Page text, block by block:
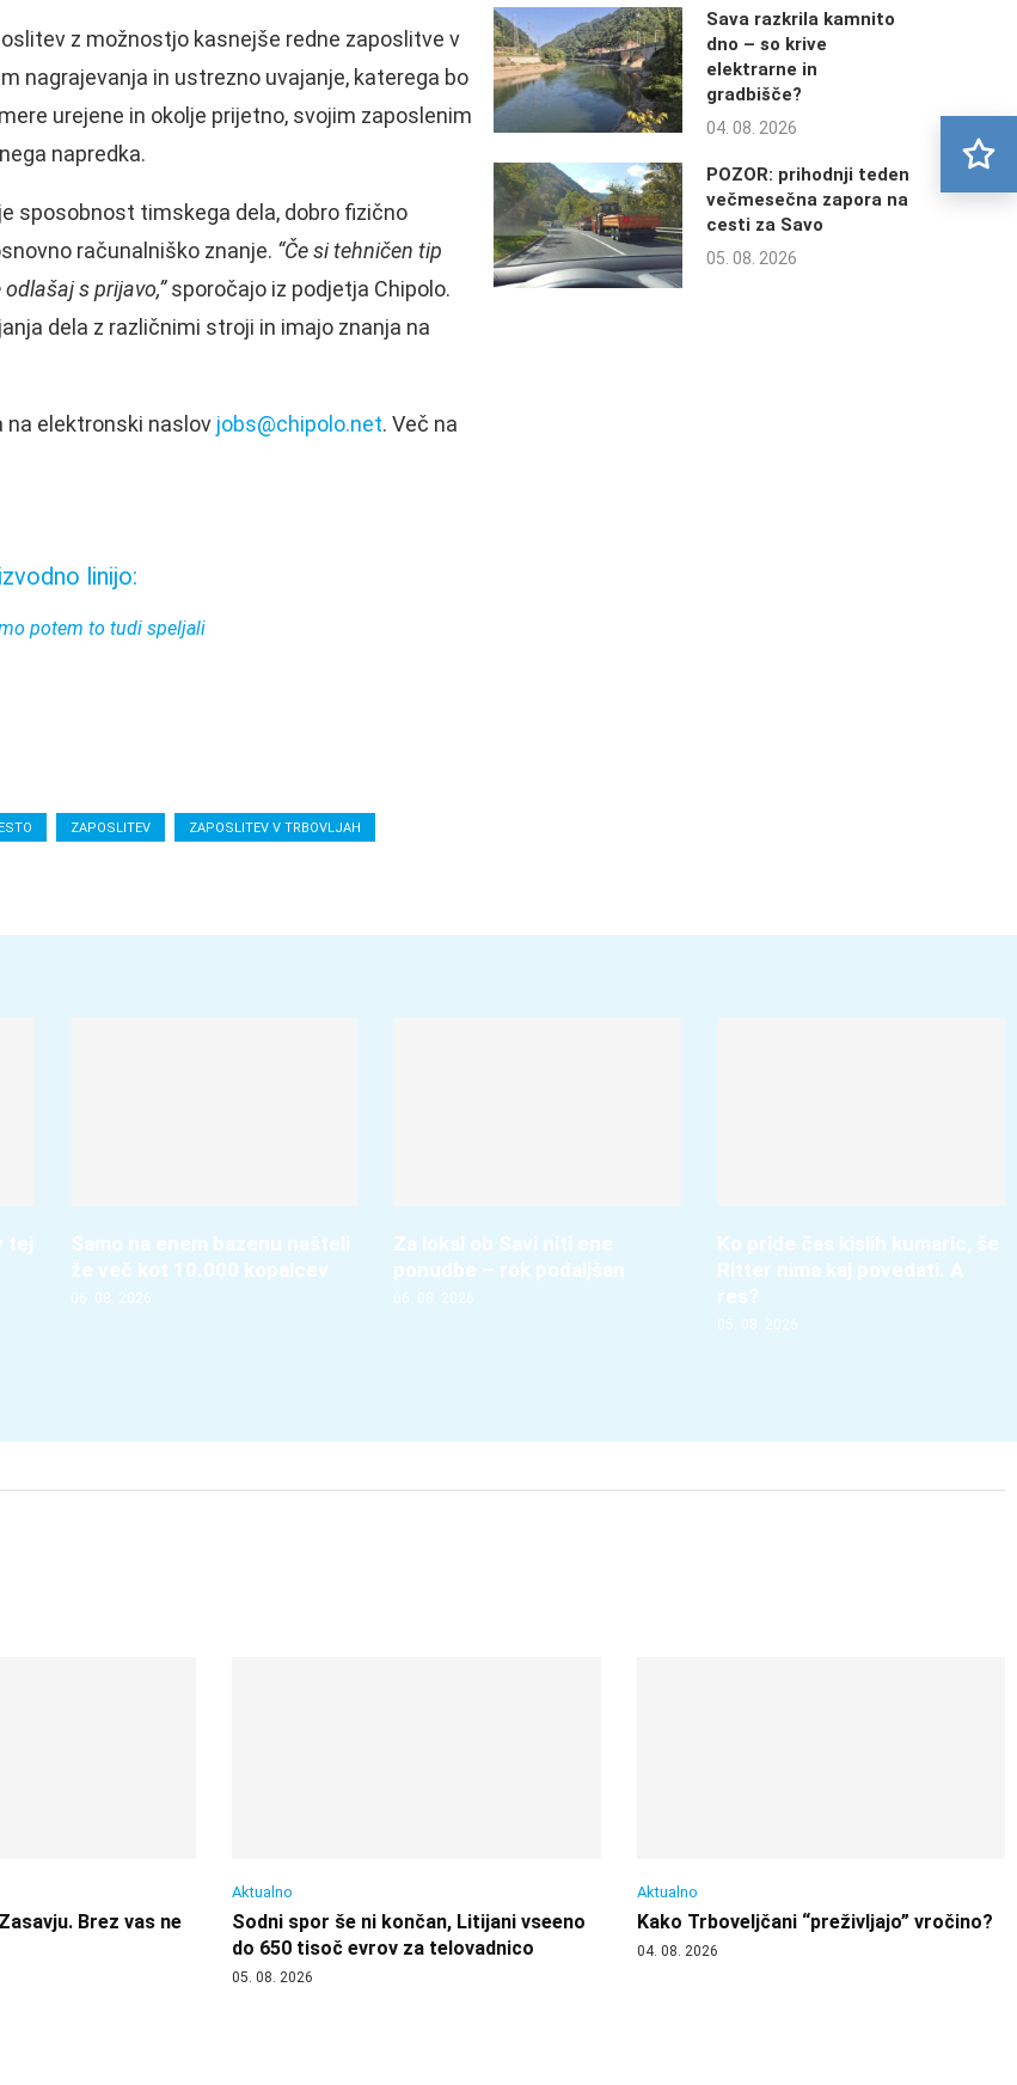
z možnostjo kasnejše redne zaposlitve v
nagrajevanja in ustrezno uvajanje, katerega bo
urejene in okolje prijetno, svojim zaposlenim
napredka.
sposobnost timskega dela, dobro fizično
računalniško znanje. “Če si tehničen tip
s prijavo,”sporočajo iz podjetja Chipolo.
dela z različnimi stroji in imajo znanja na
na elektronski naslov jobs@chipolo.net. Več na
linijo:
potem to tudi speljali
ZAPOSLITEV ZAPOSLITEV V TRBOVLJAH
Sava razkrila kamnito
dno – so krive
elektrarne in
gradbišče?
04. 08. 2026
POZOR: prihodnji teden
večmesečna zapora na
cesti za Savo
05. 08. 2026
tej
Samo na enem bazenu našteli
že več kot 10.000 kopalcev
06. 08. 2026
Za lokal ob Savi niti ene
ponudbe – rok podaljšan
06. 08. 2026
Ko pride čas kislih kumaric, še
Ritter nima kaj povedati. A
res?
05. 08. 2026
Brez vas ne
Aktualno
Sodni spor še ni končan, Litijani vseeno
do 650 tisoč evrov za telovadnico
05. 08. 2026
Aktualno
Kako Trboveljčani “preživljajo” vročino?
04. 08. 2026